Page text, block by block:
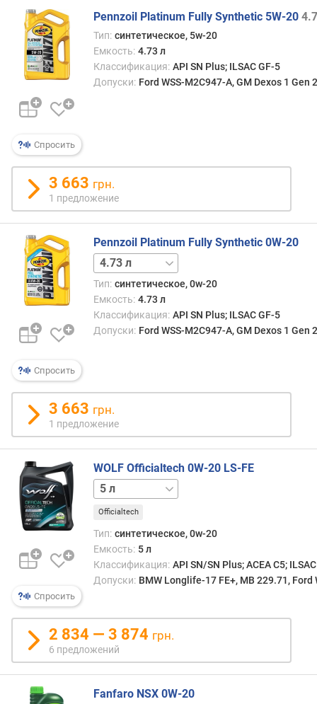
Спросить
Pennzoil Platinum Fully Synthetic 5W-20
Тип: синтетическое, 5w-20
Емкость: 4.73 л
Классификация: API SN Plus; ILSAC GF-5
Допуски: Ford WSS-M2C947-A, GM Dexos 1 Gen
3 663 грн.
1 предложение
Спросить
Pennzoil Platinum Fully Synthetic 0W-20
22.7 л
Тип: синтетическое, 0w-20
Емкость: 4.73 л
Классификация: API SN Plus; ILSAC GF-5
Допуски: Ford WSS-M2C947-A, GM Dexos 1 Gen
3 663 грн.
1 предложение
Спросить
WOLF Officialtech 0W-20 LS-FE
1 л 4 л
Officialtech
Тип: синтетическое, 0w-20
Емкость: 5 л
Классификация: API SN/SN Plus; ACEA C5;
Допуски: BMW Longlife-17 FE+, MB 229.71,
2 834 — 3 874 грн.
6 предложений
Fanfaro NSX 0W-20